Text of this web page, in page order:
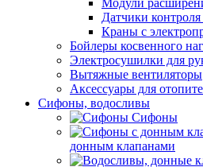
Модули
Датчики
Краны с
Бойлеры косвенного
Электросушилки для
Вытяжные вентиляторы
Аксессуары для
Сифоны, водосливы
Сифоны
донным клапанами